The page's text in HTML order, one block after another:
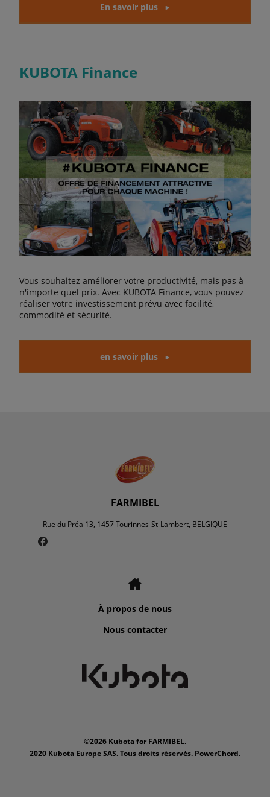
En savoir plus
KUBOTA Finance
Vous souhaitez améliorer votre productivité, mais pas à
n'importe quel prix. Avec KUBOTA Finance, vous pouvez
réaliser votre investissement prévu avec facilité,
commodité et sécurité.
en savoir plus
FARMIBEL
Rue du Préa 13, 1457 Tourinnes-St-Lambert, BELGIQUE
À propos de nous
Nous contacter
©2026 Kubota for FARMIBEL.
2020 Kubota Europe SAS. Tous droits réservés. PowerChord.